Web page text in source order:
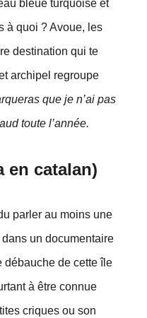
bleue turquoise et
à quoi ? Avoue, les
destination qui te
archipel regroupe
que je n’ai pas
toute l’année.
en catalan)
parler au moins une
un documentaire
débauche de cette île
à être connue
criques ou son